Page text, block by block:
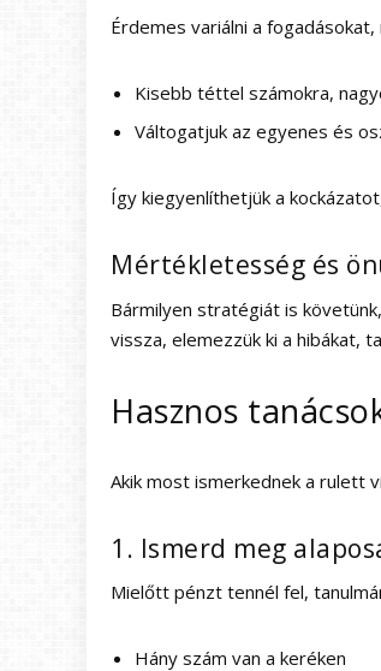
Érdemes variálni a
Kisebb téttel számokra,
Váltogatjuk az egyenes és
Így kiegyenlíthetjük a
Mértékletesség és
Bármilyen stratégiát is
vissza, elemezzük ki a hibákat,
Hasznos
Akik most ismerkednek a rulett
1. Ismerd meg
Mielőtt pénzt tennél fel,
Hány szám van a keréken